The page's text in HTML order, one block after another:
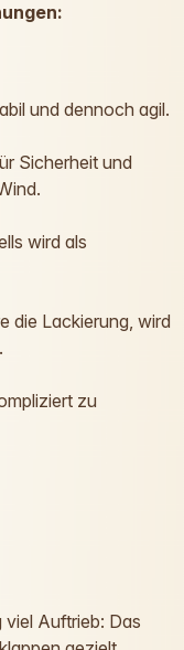
und dennoch agil.
Sicherheit und
wird als
die Lackierung, wird
zu
Auftrieb: Das